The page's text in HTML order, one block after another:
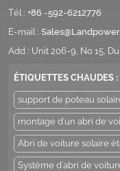
Tél : +86 -592-6212776
E-mail :
Add : Unit 206-9, No 15,
ÉTIQUETTES CHAUDES :
support de poteau
montage d'un abri de
Abri de voiture solaire
Système d'abri de